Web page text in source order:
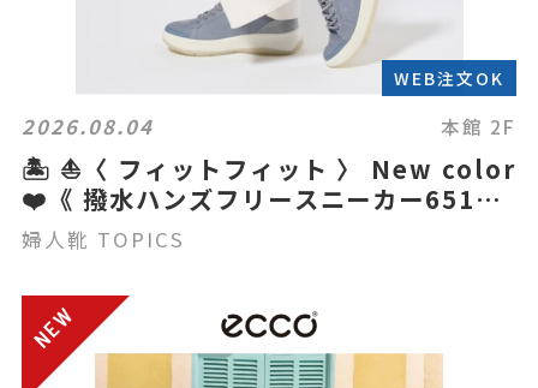
WEB注文OK
2026.08.04 本館 2F
🏝️ ⛵️〈 フィットフィット 〉 New color
❤️《 撥水ハンズフリースニーカー651》
👟
婦人靴 TOPICS